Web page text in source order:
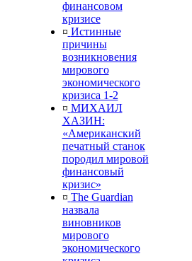
финансовом
кризисе
¤ Истинные
причины
возникновения
мирового
экономического
кризиса 1-2
¤ МИХАИЛ
ХАЗИН:
«Американский
печатный станок
породил мировой
финансовый
кризис»
¤ The Guardian
назвала
виновников
мирового
экономического